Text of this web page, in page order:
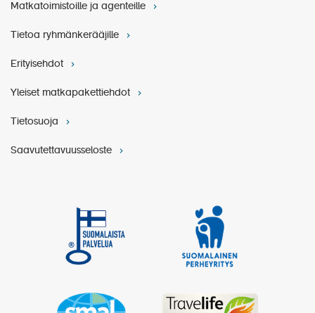
Matkatoimistoille ja agenteille
Tietoa ryhmänkerääjille
Erityisehdot
Yleiset matkapakettiehdot
Tietosuoja
Saavutettavuusseloste